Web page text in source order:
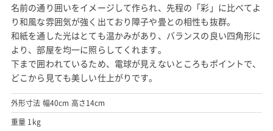
名前の通り囲いをイメージして作られ、先程の「彩」に比べてよ
り和風な雰囲気が強く出ており障子や畳との相性も抜群。
和紙を通した光はとても温かみがあり、バランスの良い四角形に
より、部屋を均一に照らしてくれます。
下まで囲われているため、電球が見えないところもポイントで、
どこから見ても美しい仕上がりです。
外形寸法 幅40cm 高さ14cm
重量 1kg